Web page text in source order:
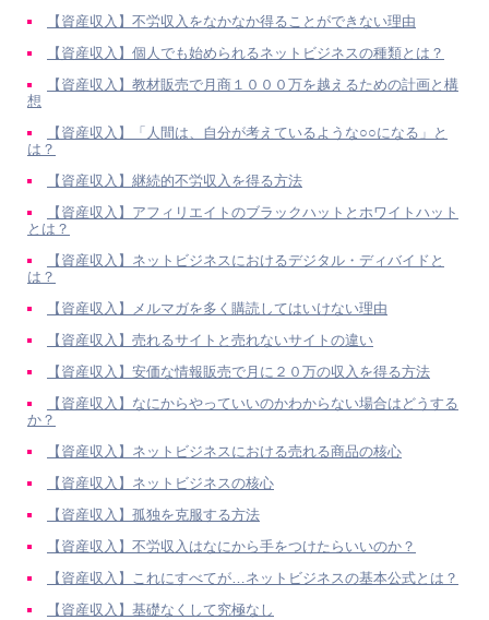
【資産収入】不労収入をなかなか得ることができない理由
【資産収入】個人でも始められるネットビジネスの種類とは？
【資産収入】教材販売で月商１０００万を越えるための計画と構
想
【資産収入】「人間は、自分が考えているような○○になる」と
は？
【資産収入】継続的不労収入を得る方法
【資産収入】アフィリエイトのブラックハットとホワイトハット
とは？
【資産収入】ネットビジネスにおけるデジタル・ディバイドと
は？
【資産収入】メルマガを多く購読してはいけない理由
【資産収入】売れるサイトと売れないサイトの違い
【資産収入】安価な情報販売で月に２０万の収入を得る方法
【資産収入】なにからやっていいのかわからない場合はどうする
か？
【資産収入】ネットビジネスにおける売れる商品の核心
【資産収入】ネットビジネスの核心
【資産収入】孤独を克服する方法
【資産収入】不労収入はなにから手をつけたらいいのか？
【資産収入】これにすべてが…ネットビジネスの基本公式とは？
【資産収入】基礎なくして究極なし